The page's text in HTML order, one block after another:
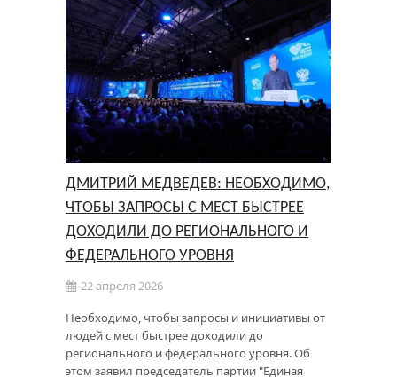
ДМИТРИЙ МЕДВЕДЕВ: НЕОБХОДИМО,
ЧТОБЫ ЗАПРОСЫ С МЕСТ БЫСТРЕЕ
ДОХОДИЛИ ДО РЕГИОНАЛЬНОГО И
ФЕДЕРАЛЬНОГО УРОВНЯ
22 апреля 2026
Необходимо, чтобы запросы и инициативы от
людей с мест быстрее доходили до
регионального и федерального уровня. Об
этом заявил председатель партии "Единая